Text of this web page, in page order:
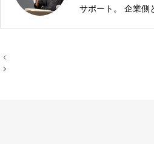
サポート。 企業側
投
稿